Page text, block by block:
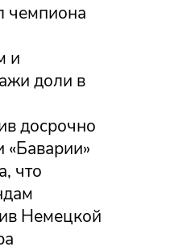
чемпиона
и
доли в
досрочно
«Баварии»
что
Немецкой